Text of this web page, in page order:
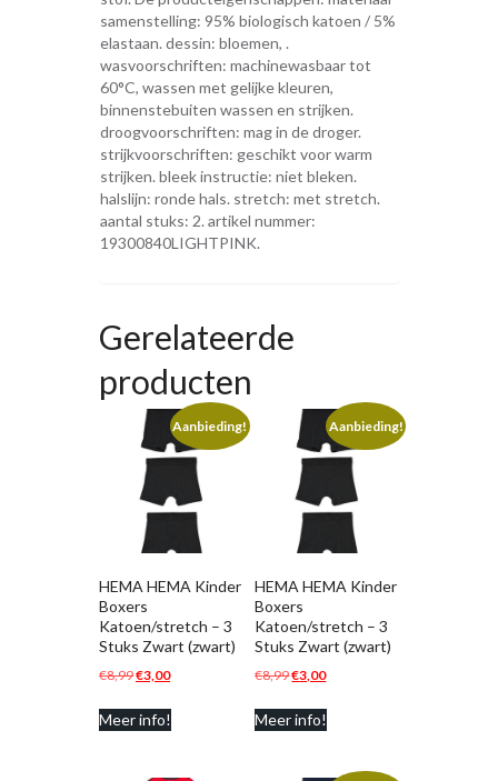
samenstelling: 95% biologisch katoen / 5%
elastaan. dessin: bloemen, .
wasvoorschriften: machinewasbaar tot
60°C, wassen met gelijke kleuren,
binnenstebuiten wassen en strijken.
droogvoorschriften: mag in de droger.
strijkvoorschriften: geschikt voor warm
strijken. bleek instructie: niet bleken.
halslijn: ronde hals. stretch: met stretch.
aantal stuks: 2. artikel nummer:
19300840LIGHTPINK.
Gerelateerde
producten
Aanbieding!
HEMA HEMA Kinder
Boxers
Katoen/stretch – 3
Stuks Zwart (zwart)
€8,99Oorspronkelijke
was:
€3,00Huidige
Meer info!
Aanbieding!
HEMA HEMA Kinder
Boxers
Katoen/stretch – 3
Stuks Zwart (zwart)
€8,99Oorspronkelijke
was:
€3,00Huidige
Meer info!